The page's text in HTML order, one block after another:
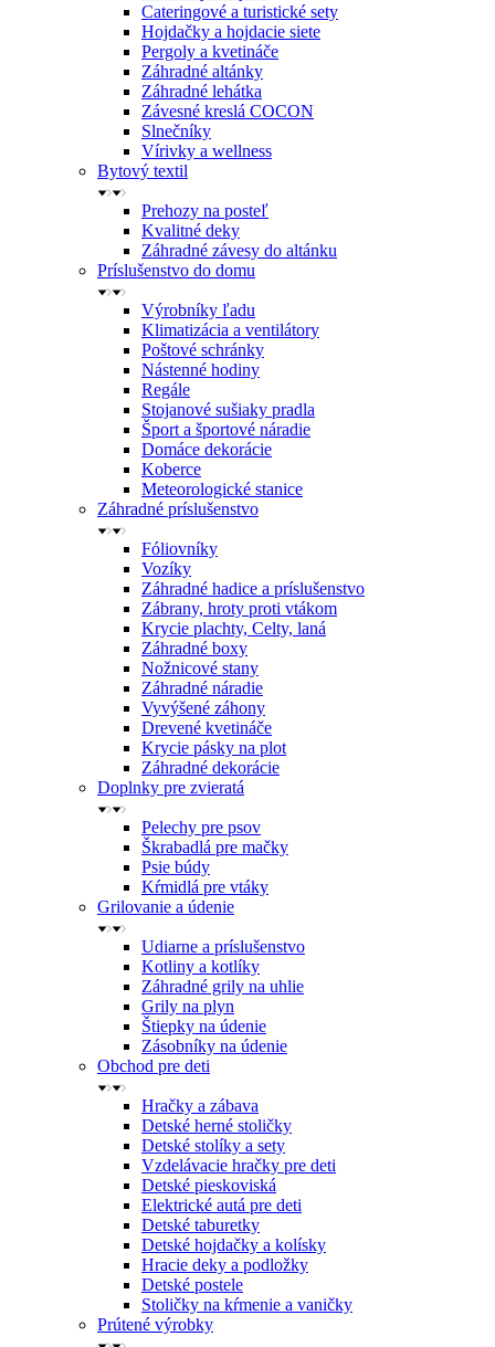
Cateringové a turistické sety
Hojdačky a hojdacie siete
Pergoly a kvetináče
Záhradné altánky
Záhradné lehátka
Závesné kreslá COCON
Slnečníky
Vírivky a wellness
Bytový textil
Prehozy na posteľ
Kvalitné deky
Záhradné závesy do altánku
Príslušenstvo do domu
Výrobníky ľadu
Klimatizácia a ventilátory
Poštové schránky
Nástenné hodiny
Regále
Stojanové sušiaky pradla
Šport a športové náradie
Domáce dekorácie
Koberce
Meteorologické stanice
Záhradné príslušenstvo
Fóliovníky
Vozíky
Záhradné hadice a príslušenstvo
Zábrany, hroty proti vtákom
Krycie plachty, Celty, laná
Záhradné boxy
Nožnicové stany
Záhradné náradie
Vyvýšené záhony
Drevené kvetináče
Krycie pásky na plot
Záhradné dekorácie
Doplnky pre zvieratá
Pelechy pre psov
Škrabadlá pre mačky
Psie búdy
Kŕmidlá pre vtáky
Grilovanie a údenie
Udiarne a príslušenstvo
Kotliny a kotlíky
Záhradné grily na uhlie
Grily na plyn
Štiepky na údenie
Zásobníky na údenie
Obchod pre deti
Hračky a zábava
Detské herné stoličky
Detské stolíky a sety
Vzdelávacie hračky pre deti
Detské pieskoviská
Elektrické autá pre deti
Detské taburetky
Detské hojdačky a kolísky
Hracie deky a podložky
Detské postele
Stoličky na kŕmenie a vaničky
Prútené výrobky